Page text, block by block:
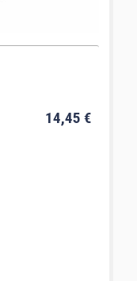
14,45 €